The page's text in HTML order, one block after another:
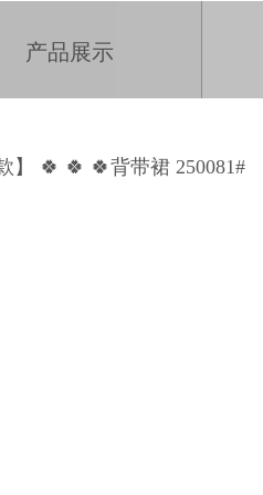
产品展示
】 🍀 🍀 🍀背带裙 250081#